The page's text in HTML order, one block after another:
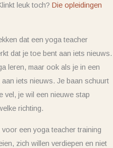
leuk toch? Die opleidingen
dat een yoga teacher
dat je toe bent aan iets nieuws.
leren, maar ook als je in een
iets nieuws. Je baan schuurt
vel, je wil een nieuwe stap
richting.
een yoga teacher training
zich willen verdiepen en niet